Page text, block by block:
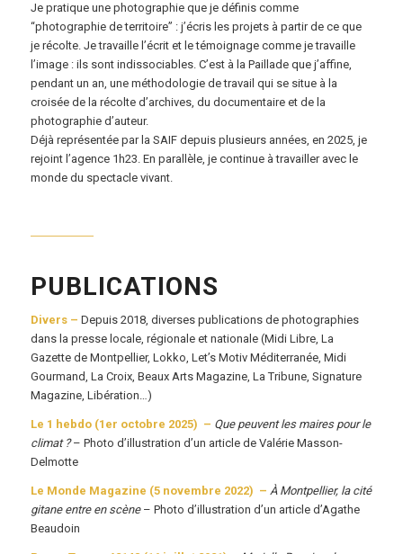
Je pratique une photographie que je définis comme
“photographie de territoire” : j’écris les projets à partir de ce que
je récolte. Je travaille l’écrit et le témoignage comme je travaille
l’image : ils sont indissociables. C’est à la Paillade que j’affine,
pendant un an, une méthodologie de travail qui se situe à la
croisée de la récolte d’archives, du documentaire et de la
photographie d’auteur.
Déjà représentée par la SAIF depuis plusieurs années, en 2025, je
rejoint l’agence 1h23. En parallèle, je continue à travailler avec le
monde du spectacle vivant.
PUBLICATIONS
Divers – Depuis 2018, diverses publications de photographies
dans la presse locale, régionale et nationale (Midi Libre, La
Gazette de Montpellier, Lokko, Let’s Motiv Méditerranée, Midi
Gourmand, La Croix, Beaux Arts Magazine, La Tribune, Signature
Magazine, Libération…)
Le 1 hebdo (1er octobre 2025) – Que peuvent les maires pour le
climat ?– Photo d’illustration d’un article de Valérie Masson-
Delmotte
Le Monde Magazine (5 novembre 2022) – À Montpellier, la cité
gitane entre en scène – Photo d’illustration d’un article d’Agathe
Beaudoin